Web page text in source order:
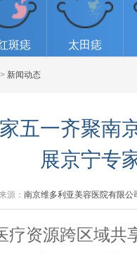
斑痣 太田痣
> 新闻动态
五一齐聚南
展京宁专
源： 南京维多利亚美容医院有限公
疗资源跨区域共